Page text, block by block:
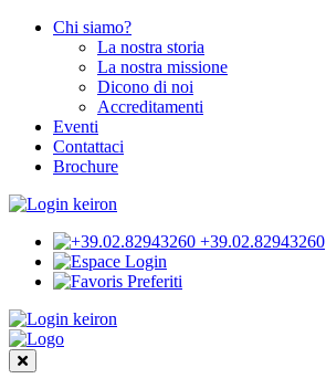
Chi siamo?
La nostra storia
La nostra missione
Dicono di noi
Accreditamenti
Eventi
Contattaci
Brochure
+39.02.82943260
Login
Preferiti